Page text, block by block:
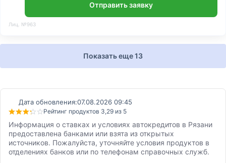
Отправить заявку
Лиц. №963
Показать еще 13
Дата обновления:07.08.2026 09:45
Рейтинг продуктов 3,29 из 5
Информация о ставках и условиях автокредитов в Рязани
предоставлена банками или взята из открытых
источников. Пожалуйста, уточняйте условия продуктов в
отделениях банков или по телефонам справочных служб.